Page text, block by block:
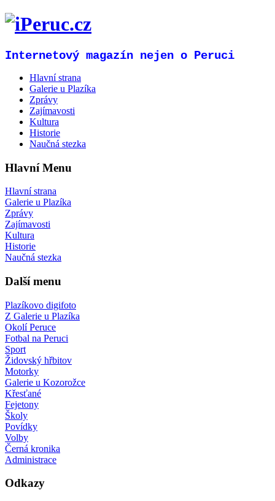
Internetový magazín nejen o Peruci
Hlavní strana
Galerie u Plazíka
Zprávy
Zajímavosti
Kultura
Historie
Naučná stezka
Hlavní Menu
Hlavní strana
Galerie u Plazíka
Zprávy
Zajímavosti
Kultura
Historie
Naučná stezka
Další menu
Plazíkovo digifoto
Z Galerie u Plazíka
Okolí Peruce
Fotbal na Peruci
Sport
Židovský hřbitov
Motorky
Galerie u Kozorožce
Křesťané
Fejetony
Školy
Povídky
Volby
Černá kronika
Administrace
Odkazy